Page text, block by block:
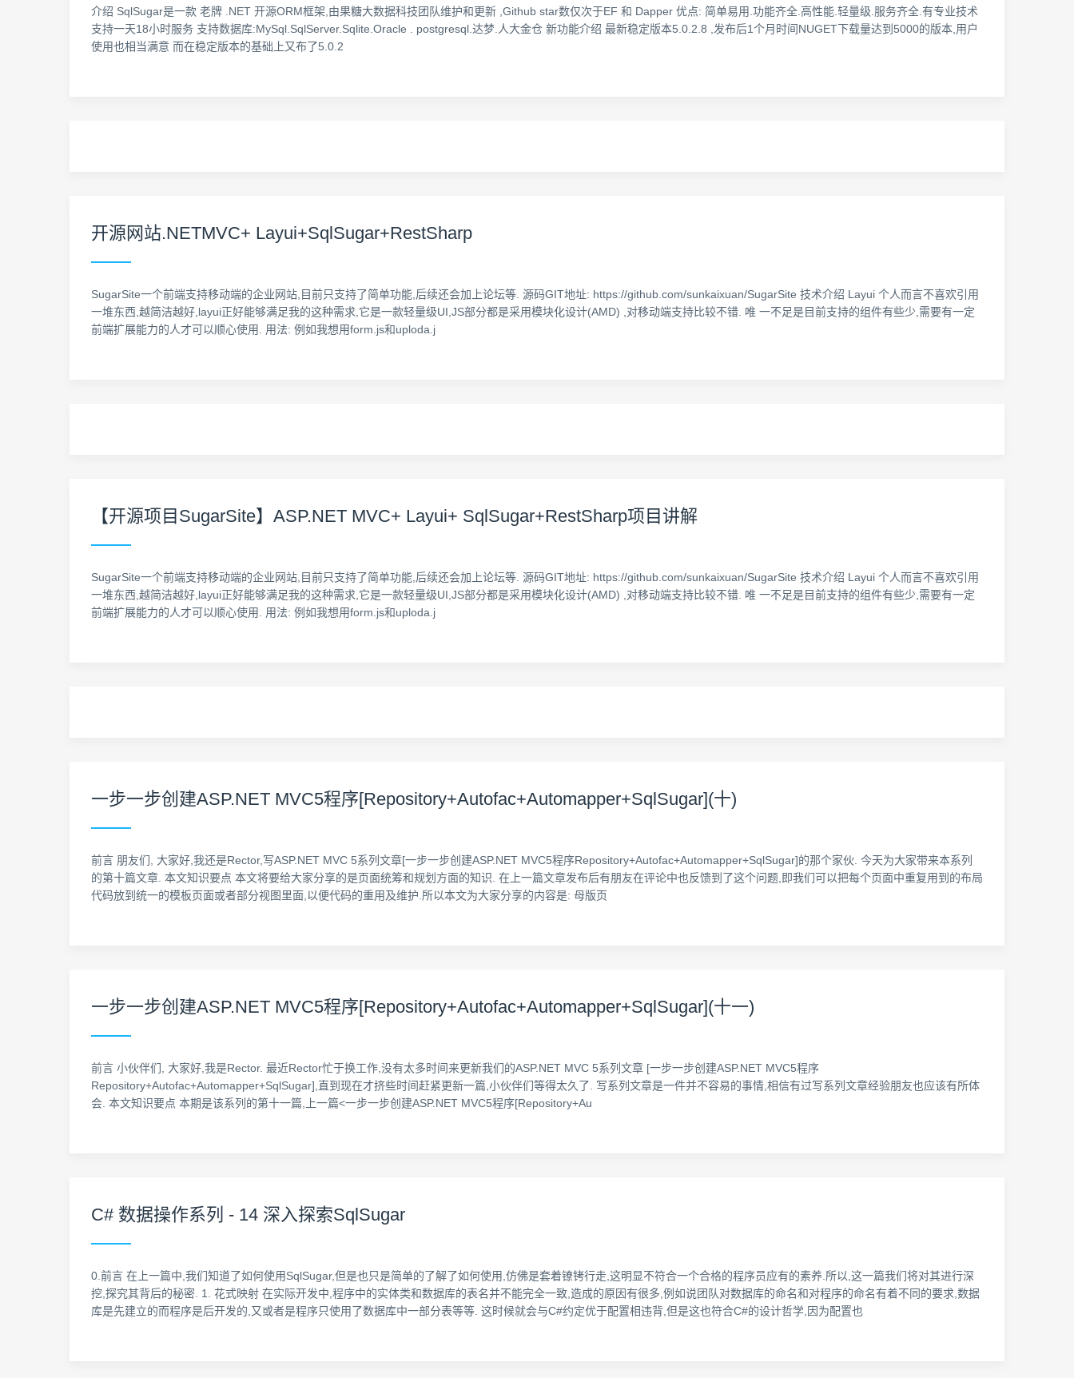
介绍 SqlSugar是一款 老牌 .NET 开源ORM框架,由果糖大数据科技团队维护和更新 ,Github star数仅次于EF 和 Dapper 优点: 简单易用.功能齐全.高性能.轻量级.服务齐全.有专业技术
支持一天18小时服务 支持数据库:MySql.SqlServer.Sqlite.Oracle . postgresql.达梦.人大金仓 新功能介绍 最新稳定版本5.0.2.8 ,发布后1个月时间NUGET下载量达到5000的版本,用户
使用也相当满意 而在稳定版本的基础上又布了5.0.2
开源网站.NETMVC+ Layui+SqlSugar+RestSharp
SugarSite一个前端支持移动端的企业网站,目前只支持了简单功能,后续还会加上论坛等. 源码GIT地址: https://github.com/sunkaixuan/SugarSite 技术介绍 Layui 个人而言不喜欢引用
一堆东西,越简洁越好,layui正好能够满足我的这种需求,它是一款轻量级UI,JS部分都是采用模块化设计(AMD) ,对移动端支持比较不错. 唯 一不足是目前支持的组件有些少,需要有一定
前端扩展能力的人才可以顺心使用. 用法: 例如我想用form.js和uploda.j
【开源项目SugarSite】ASP.NET MVC+ Layui+ SqlSugar+RestSharp项目讲解
SugarSite一个前端支持移动端的企业网站,目前只支持了简单功能,后续还会加上论坛等. 源码GIT地址: https://github.com/sunkaixuan/SugarSite 技术介绍 Layui 个人而言不喜欢引用
一堆东西,越简洁越好,layui正好能够满足我的这种需求,它是一款轻量级UI,JS部分都是采用模块化设计(AMD) ,对移动端支持比较不错. 唯 一不足是目前支持的组件有些少,需要有一定
前端扩展能力的人才可以顺心使用. 用法: 例如我想用form.js和uploda.j
一步一步创建ASP.NET MVC5程序[Repository+Autofac+Automapper+SqlSugar](十)
前言 朋友们, 大家好,我还是Rector,写ASP.NET MVC 5系列文章[一步一步创建ASP.NET MVC5程序Repository+Autofac+Automapper+SqlSugar]的那个家伙. 今天为大家带来本系列
的第十篇文章. 本文知识要点 本文将要给大家分享的是页面统筹和规划方面的知识. 在上一篇文章发布后有朋友在评论中也反馈到了这个问题,即我们可以把每个页面中重复用到的布局
代码放到统一的模板页面或者部分视图里面,以便代码的重用及维护.所以本文为大家分享的内容是: 母版页
一步一步创建ASP.NET MVC5程序[Repository+Autofac+Automapper+SqlSugar](十一)
前言 小伙伴们, 大家好,我是Rector. 最近Rector忙于换工作,没有太多时间来更新我们的ASP.NET MVC 5系列文章 [一步一步创建ASP.NET MVC5程序
Repository+Autofac+Automapper+SqlSugar],直到现在才挤些时间赶紧更新一篇,小伙伴们等得太久了. 写系列文章是一件并不容易的事情,相信有过写系列文章经验朋友也应该有所体
会. 本文知识要点 本期是该系列的第十一篇,上一篇<一步一步创建ASP.NET MVC5程序[Repository+Au
C# 数据操作系列 - 14 深入探索SqlSugar
0.前言 在上一篇中,我们知道了如何使用SqlSugar,但是也只是简单的了解了如何使用,仿佛是套着镣铐行走,这明显不符合一个合格的程序员应有的素养.所以,这一篇我们将对其进行深
挖,探究其背后的秘密. 1. 花式映射 在实际开发中,程序中的实体类和数据库的表名并不能完全一致,造成的原因有很多,例如说团队对数据库的命名和对程序的命名有着不同的要求,数据
库是先建立的而程序是后开发的,又或者是程序只使用了数据库中一部分表等等. 这时候就会与C#约定优于配置相违背,但是这也符合C#的设计哲学,因为配置也